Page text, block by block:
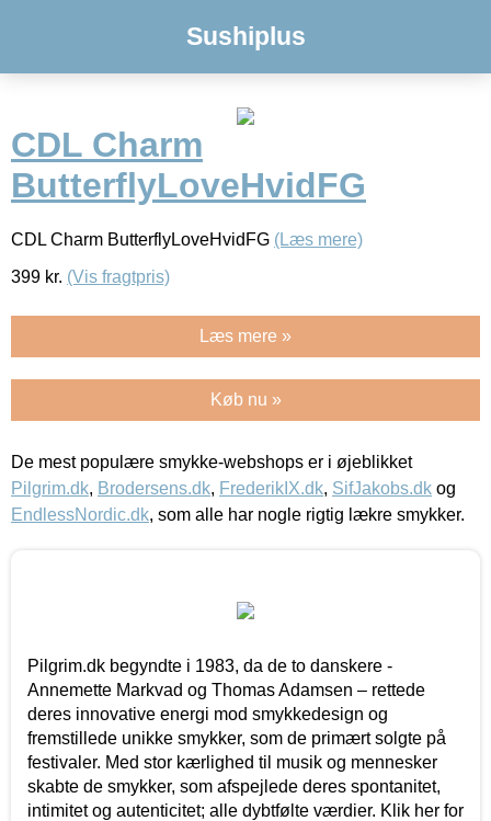
Sushiplus
CDL Charm
ButterflyLoveHvidFG
CDL Charm ButterflyLoveHvidFG (Læs mere)
399 kr. (Vis fragtpris)
Læs mere »
Køb nu »
De mest populære smykke-webshops er i øjeblikket
Pilgrim.dk, Brodersens.dk, FrederikIX.dk, SifJakobs.dk og
EndlessNordic.dk, som alle har nogle rigtig lækre smykker.
Pilgrim.dk begyndte i 1983, da de to danskere -
Annemette Markvad og Thomas Adamsen – rettede
deres innovative energi mod smykkedesign og
fremstillede unikke smykker, som de primært solgte på
festivaler. Med stor kærlighed til musik og mennesker
skabte de smykker, som afspejlede deres spontanitet,
intimitet og autenticitet; alle dybtfølte værdier. Klik her for